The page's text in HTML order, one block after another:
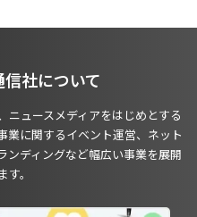
社について
ニュースメディアをはじめとする
業に関するイベント運営、ネット
ンディングなど幅広い事業を展開
す。